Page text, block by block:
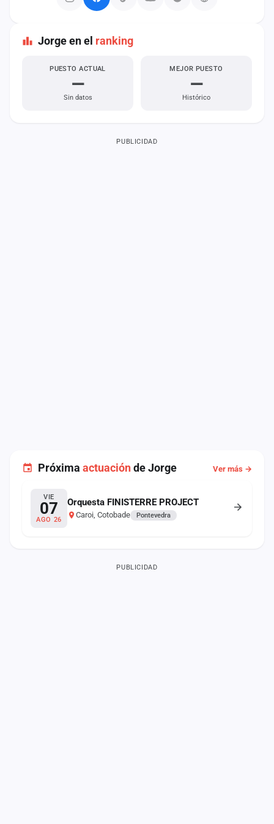
Próxima actuaciónde Jorge Ver más →
VIE
07
AGO 26
Orquesta FINISTERRE PROJECT
Caroi, Cotobade Pontevedra
PUBLICIDAD
Jorge en el ranking
PUESTO ACTUAL
—
Sin datos
MEJOR PUESTO
—
Histórico
PUBLICIDAD